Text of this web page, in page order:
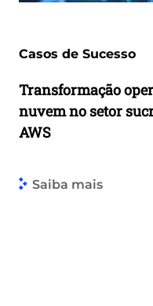
Casos de Sucesso
Transformação
nuvem no setor
AWS
Saiba mais